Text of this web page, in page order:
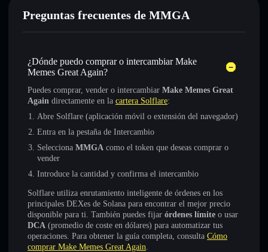
Preguntas frecuentes de MMGA
¿Dónde puedo comprar o intercambiar Make
Memes Great Again?
Puedes comprar, vender o intercambiar Make Memes Great
Again directamente en la cartera Solflare:
Abre Solflare (aplicación móvil o extensión del navegador)
Entra en la pestaña de Intercambio
Selecciona MMGA como el token que deseas comprar o
vender
Introduce la cantidad y confirma el intercambio
Solflare utiliza enrutamiento inteligente de órdenes en los
principales DEXes de Solana para encontrar el mejor precio
disponible para ti. También puedes fijar órdenes límite o usar
DCA (promedio de coste en dólares) para automatizar tus
operaciones. Para obtener la guía completa, consulta Cómo
comprar Make Memes Great Again.